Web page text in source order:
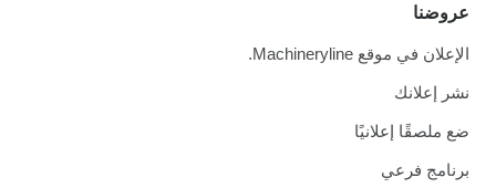
عروضنا
الإعلان في موقع Machineryline.
نشر إعلانك
ضع ملصقًا إعلانيًا
برنامج فرعي